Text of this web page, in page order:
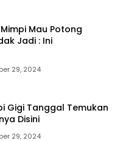
Mau Potong
Jadi : Ini
29, 2024
Gigi Tanggal Temukan
Disini
29, 2024